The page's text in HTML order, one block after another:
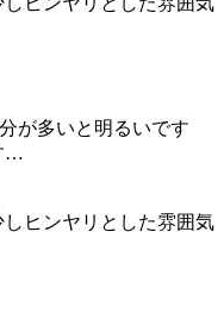
ヒンヤリとした雰囲気